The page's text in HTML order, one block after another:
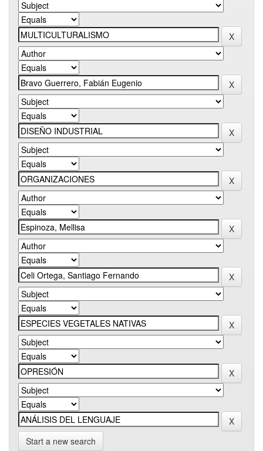
Start a new search